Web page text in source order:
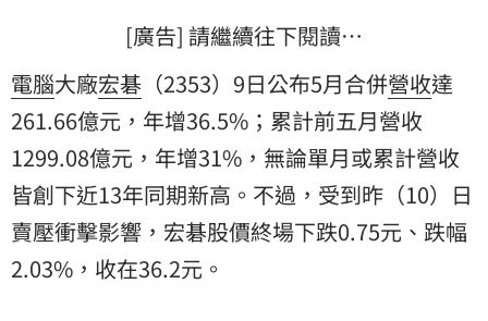
[廣告] 請繼續往下閱讀…
電腦大廠宏碁 （2353）9日公布5月合併營收達
261.66億元，年增36.5%；累計前五月營收
1299.08億元，年增31%，無論單月或累計營收
皆創下近13年同期新高。不過，受到昨（10）日
賣壓衝擊影響，宏碁股價終場下跌0.75元、跌幅
2.03%，收在36.2元。